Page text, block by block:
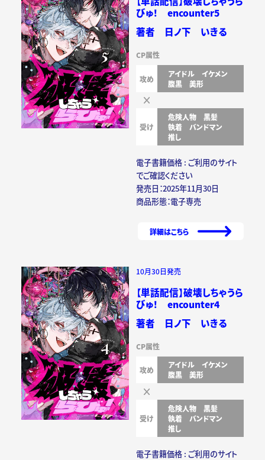
びゅ！ encounter5
著者 日ノ下 いきる
CP属性
攻め アイドル
イケメン
腹黒
美形
受け
危険人物
黒髪
執着
バンドマン
推し
電子書籍価格 : ご利用のサイト
でご確認ください
発売日：2025年11月30日
商品形態：電子専売
詳細はこちら
10月30日発売
【単話配信】破壊しちゃうら
びゅ！ encounter4
著者 日ノ下 いきる
CP属性
攻め アイドル
イケメン
腹黒
美形
受け
危険人物
黒髪
執着
バンドマン
推し
電子書籍価格 : ご利用のサイト